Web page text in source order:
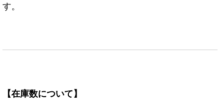
す。
【在庫数について】